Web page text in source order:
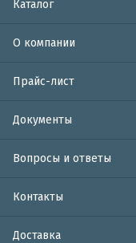
Каталог
О компании
Прайс-лист
Документы
Вопросы и ответы
Контакты
Доставка